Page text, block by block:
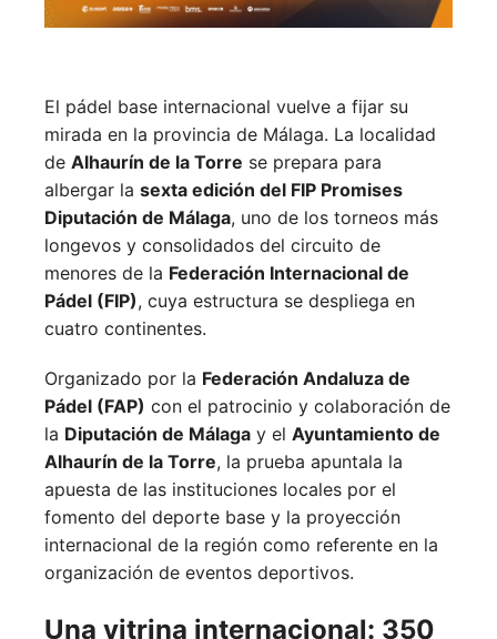
El pádel base internacional vuelve a fijar su
mirada en la provincia de Málaga. La localidad
de Alhaurín de la Torre se prepara para
albergar la sexta edición del FIP Promises
Diputación de Málaga, uno de los torneos más
longevos y consolidados del circuito de
menores de la Federación Internacional de
Pádel (FIP), cuya estructura se despliega en
cuatro continentes.
Organizado por la Federación Andaluza de
Pádel (FAP) con el patrocinio y colaboración de
la Diputación de Málaga y el Ayuntamiento de
Alhaurín de la Torre, la prueba apuntala la
apuesta de las instituciones locales por el
fomento del deporte base y la proyección
internacional de la región como referente en la
organización de eventos deportivos.
Una vitrina internacional: 350